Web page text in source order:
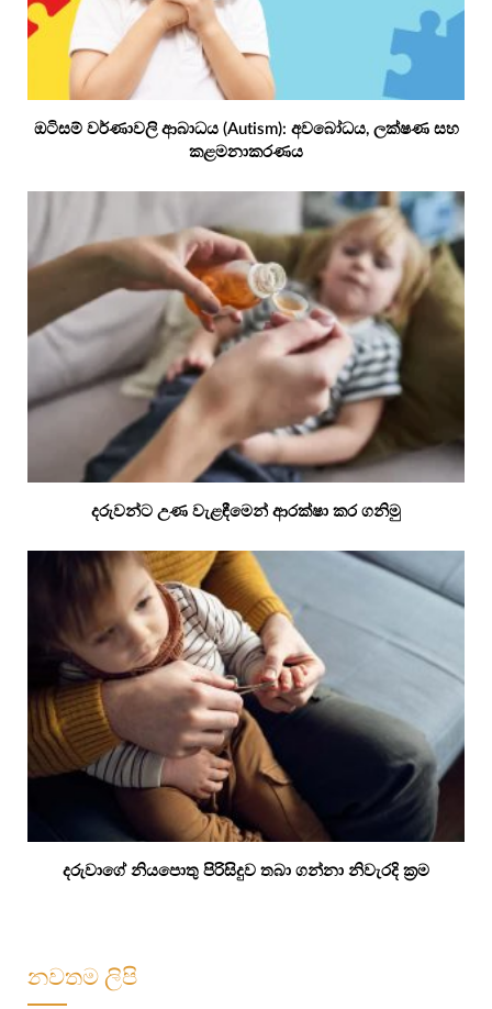
ඔටිසම් වර්ණාවලි ආබාධය (Autism): අවබෝධය, ලක්ෂණ සහ
කළමනාකරණය
දරුවන්ට උණ වැළඳීමෙන් ආරක්ෂා කර ගනිමු
දරුවාගේ නියපොතු පිරිසිදුව තබා ගන්නා නිවැරදි ක්‍රම
නවතම ලිපි